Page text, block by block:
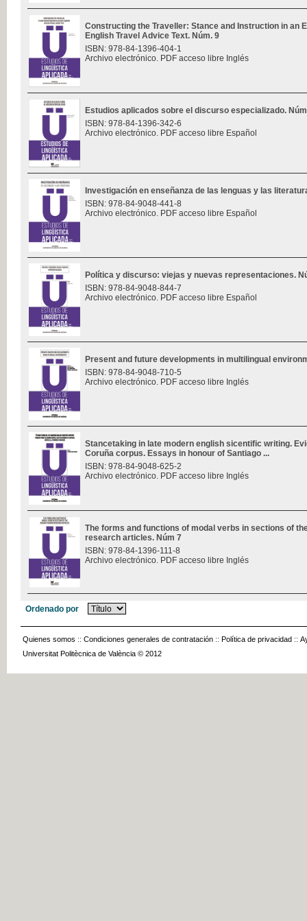
Constructing the Traveller: Stance and Instruction in an
English Travel Advice Text. Núm. 9
ISBN: 978-84-1396-404-1
Archivo electrónico. PDF acceso libre Inglés
Estudios aplicados sobre el discurso especializado.
ISBN: 978-84-1396-342-6
Archivo electrónico. PDF acceso libre Español
Investigación en enseñanza de las lenguas y las
ISBN: 978-84-9048-441-8
Archivo electrónico. PDF acceso libre Español
Política y discurso: viejas y nuevas representaciones.
ISBN: 978-84-9048-844-7
Archivo electrónico. PDF acceso libre Español
Present and future developments in multilingual
ISBN: 978-84-9048-710-5
Archivo electrónico. PDF acceso libre Inglés
Stancetaking in late modern english sicentific writing.
Coruña corpus. Essays in honour of Santiago ...
ISBN: 978-84-9048-625-2
Archivo electrónico. PDF acceso libre Inglés
The forms and functions of modal verbs in sections of
research articles. Núm 7
ISBN: 978-84-1396-111-8
Archivo electrónico. PDF acceso libre Inglés
Ordenado por
Quienes somos :: Condiciones generales de contratación :: Política de privacidad ::
Universitat Politècnica de València © 2012